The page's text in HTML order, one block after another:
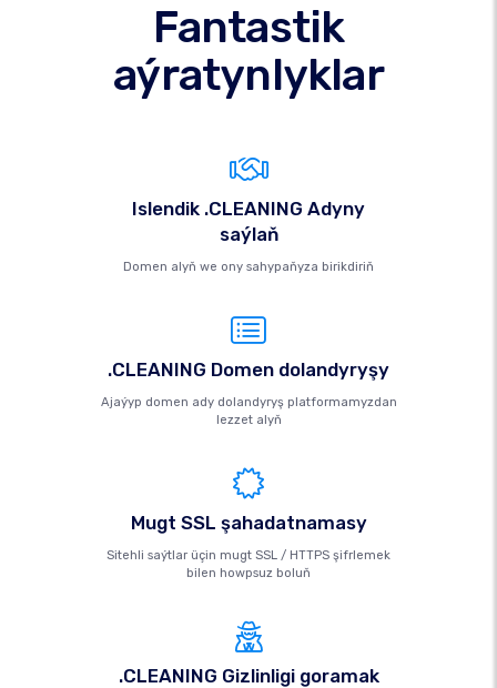
Fantastik
aýratynlyklar
Islendik .CLEANING Adyny
saýlaň
Domen alyň we ony sahypaňyza birikdiriň
.CLEANING Domen dolandyryşy
Ajaýyp domen ady dolandyryş platformamyzdan
lezzet alyň
Mugt SSL şahadatnamasy
Sitehli saýtlar üçin mugt SSL / HTTPS şifrlemek
bilen howpsuz boluň
.CLEANING Gizlinligi goramak